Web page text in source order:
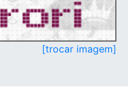
[trocar imagem]